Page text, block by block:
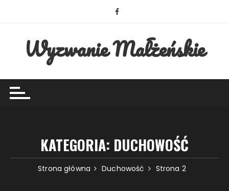
Wyzwanie Małżeńskie
KATEGORIA: DUCHOWOŚĆ
Strona główna Duchowość Strona 2